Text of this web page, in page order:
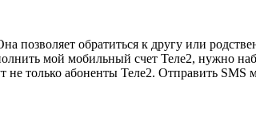
позволяет обратиться к другу или
мой мобильный счет Теле2, нужно
не только абоненты Теле2. Отправить